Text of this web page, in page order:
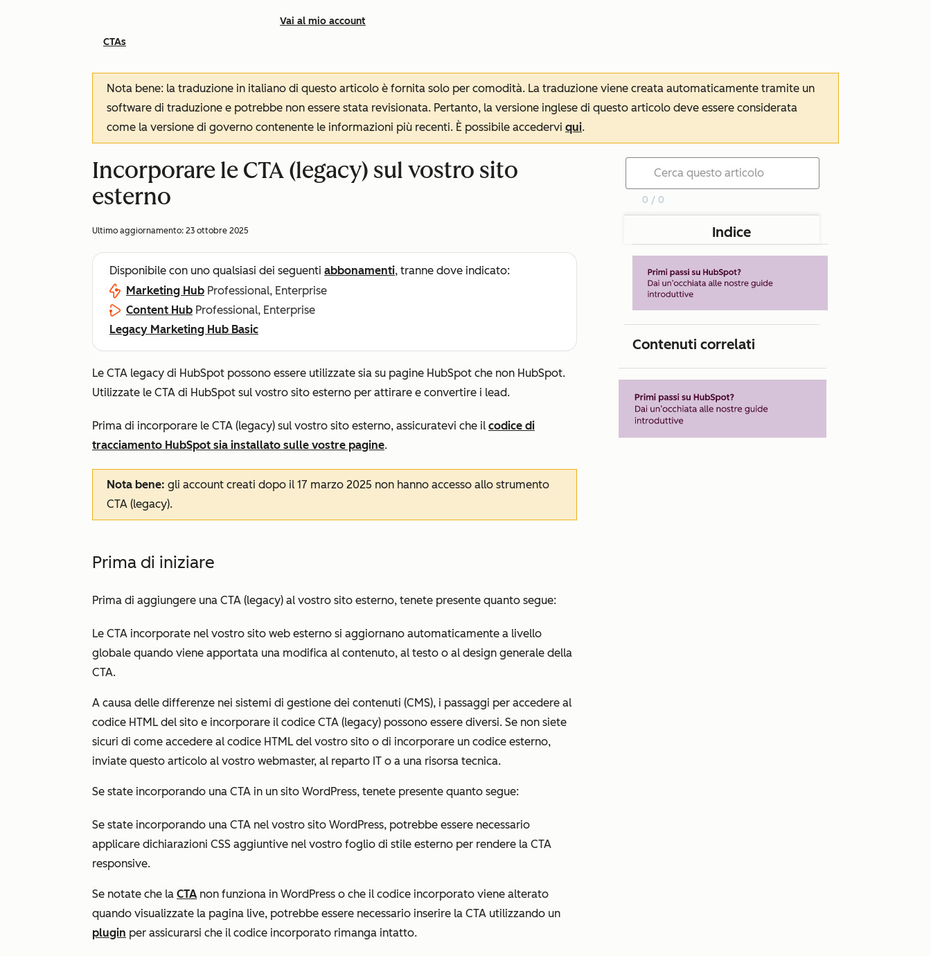
Vai al mio account
CTAs
Nota bene: la traduzione in italiano di questo articolo è fornita solo per comodità. La traduzione viene creata automaticamente tramite un
software di traduzione e potrebbe non essere stata revisionata. Pertanto, la versione inglese di questo articolo deve essere considerata
come la versione di governo contenente le informazioni più recenti. È possibile accedervi qui.
Incorporare le CTA (legacy) sul vostro sito
esterno
Ultimo aggiornamento: 23 ottobre 2025
Disponibile con uno qualsiasi dei seguenti abbonamenti, tranne dove indicato:
Marketing Hub Professional, Enterprise
Content Hub Professional, Enterprise
Legacy Marketing Hub Basic
Le CTA legacy di HubSpot possono essere utilizzate sia su pagine HubSpot che non HubSpot.
Utilizzate le CTA di HubSpot sul vostro sito esterno per attirare e convertire i lead.
Prima di incorporare le CTA (legacy) sul vostro sito esterno, assicuratevi che il codice di
tracciamento HubSpot sia installato sulle vostre pagine.
Nota bene: gli account creati dopo il 17 marzo 2025 non hanno accesso allo strumento
CTA (legacy).
Prima di iniziare
Prima di aggiungere una CTA (legacy) al vostro sito esterno, tenete presente quanto segue:
Le CTA incorporate nel vostro sito web esterno si aggiornano automaticamente a livello
globale quando viene apportata una modifica al contenuto, al testo o al design generale della
CTA.
A causa delle differenze nei sistemi di gestione dei contenuti (CMS), i passaggi per accedere al
codice HTML del sito e incorporare il codice CTA (legacy) possono essere diversi. Se non siete
sicuri di come accedere al codice HTML del vostro sito o di incorporare un codice esterno,
inviate questo articolo al vostro webmaster, al reparto IT o a una risorsa tecnica.
Se state incorporando una CTA in un sito WordPress, tenete presente quanto segue:
Se state incorporando una CTA nel vostro sito WordPress, potrebbe essere necessario
applicare dichiarazioni CSS aggiuntive nel vostro foglio di stile esterno per rendere la CTA
responsive.
Se notate che la CTA non funziona in WordPress o che il codice incorporato viene alterato
quando visualizzate la pagina live, potrebbe essere necessario inserire la CTA utilizzando un
plugin per assicurarsi che il codice incorporato rimanga intatto.
0 / 0
Indice
Contenuti correlati